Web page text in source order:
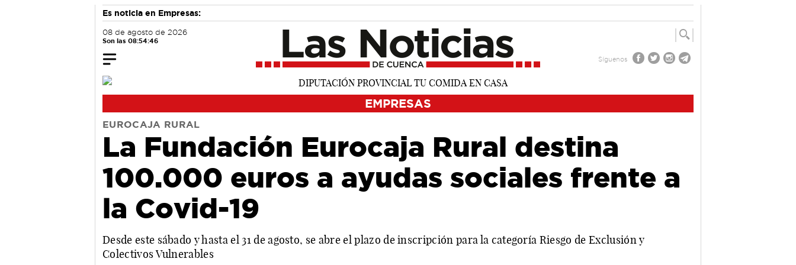
Es noticia en Empresas:
08 de agosto de 2026
Son las 08:54:47
Síguenos
EMPRESAS
EUROCAJA RURAL
La Fundación Eurocaja Rural destina
100.000 euros a ayudas sociales frente a
la Covid-19
Desde este sábado y hasta el 31 de agosto, se abre el plazo de inscripción para la categoría Riesgo de Exclusión y
Colectivos Vulnerables